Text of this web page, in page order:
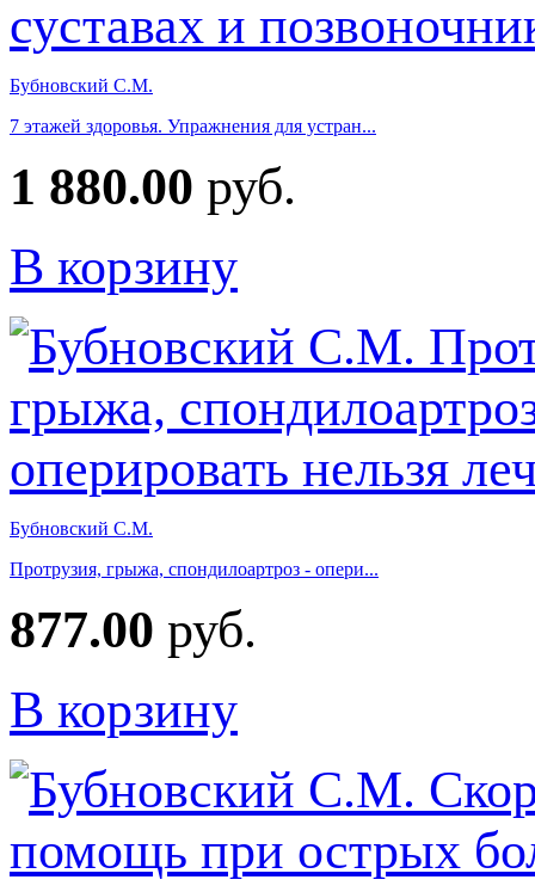
Бубновский С.М.
7 этажей здоровья. Упражнения для устран...
1 880.00 руб.
В корзину
Бубновский С.М.
Протрузия, грыжа, спондилоартроз - опери...
877.00 руб.
В корзину